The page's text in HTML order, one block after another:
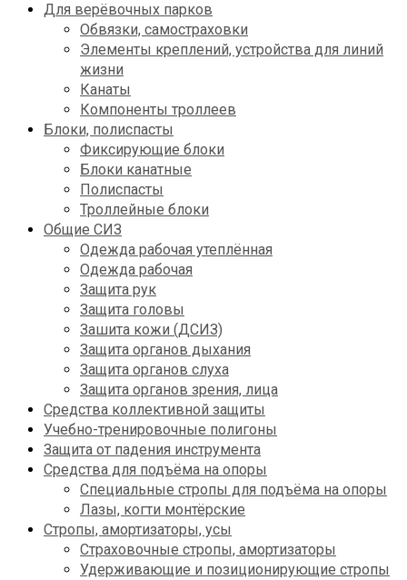
Для верёвочных парков
Обвязки, самостраховки
Элементы креплений, устройства для линий
жизни
Канаты
Компоненты троллеев
Блоки, полиспасты
Фиксирующие блоки
Блоки канатные
Полиспасты
Троллейные блоки
Общие СИЗ
Одежда рабочая утеплённая
Одежда рабочая
Защита рук
Защита головы
Зашита кожи (ДСИЗ)
Защита органов дыхания
Защита органов слуха
Защита органов зрения, лица
Средства коллективной защиты
Учебно-тренировочные полигоны
Защита от падения инструмента
Средства для подъёма на опоры
Специальные стропы для подъёма на опоры
Лазы, когти монтёрские
Стропы, амортизаторы, усы
Страховочные стропы, амортизаторы
Удерживающие и позиционирующие стропы